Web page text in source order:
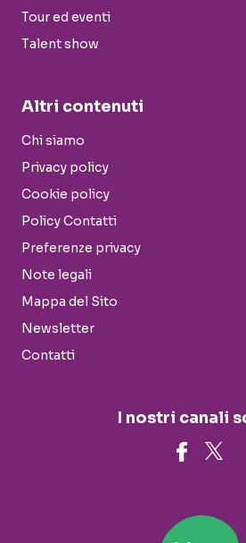
Tour ed eventi
Talent show
Altri contenuti
Chi siamo
Privacy policy
Cookie policy
Policy Contatti
Preferenze privacy
Note legali
Mappa del Sito
Newsletter
Contatti
I nostri canali